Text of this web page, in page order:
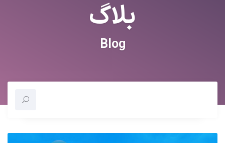
بلاگ
Blog